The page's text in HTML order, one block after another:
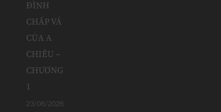
ĐÌNH
CHẤP VÁ
CỦA A
CHIÊU –
CHƯƠNG
1
23/06/2026